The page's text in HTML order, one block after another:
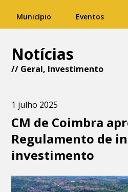
Município Eventos
Notícias
// Geral, Investimento
1 julho 2025
CM de Coimbra
Regulamento de
investimento